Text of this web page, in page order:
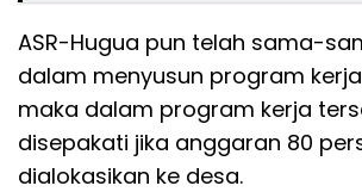
ASR-Hugua pun telah sama-
dalam menyusun program
maka dalam program kerja
disepakati jika anggaran 80
dialokasikan ke desa.